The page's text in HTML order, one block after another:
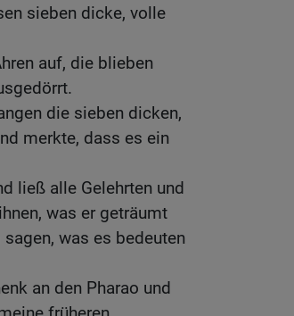
sieben dicke, volle
auf, die blieben
die sieben dicken,
merkte, dass es ein
ließ alle Gelehrten und
was er geträumt
was es bedeuten
an den Pharao und